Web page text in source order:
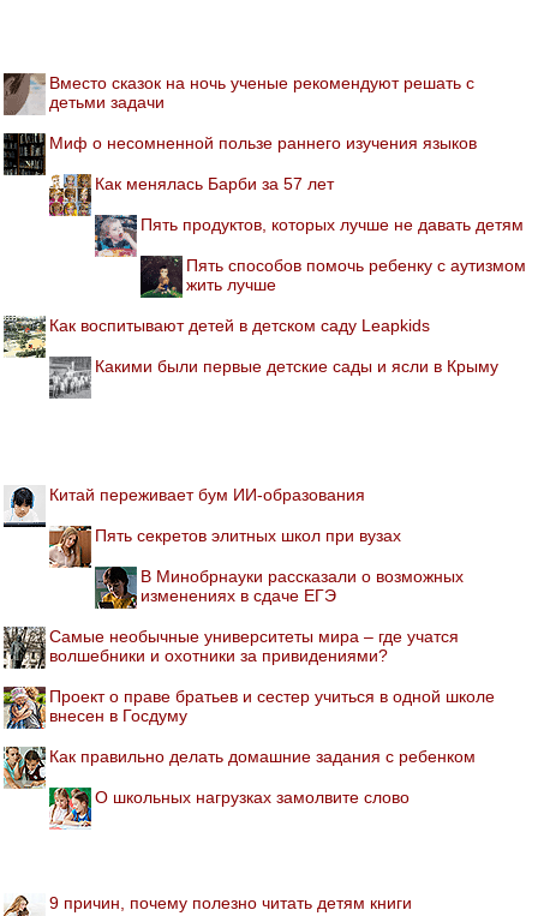
Вместо сказок на ночь ученые рекомендуют решать с
детьми задачи
Миф о несомненной пользе раннего изучения языков
Как менялась Барби за 57 лет
Пять продуктов, которых лучше не давать детям
Пять способов помочь ребенку с аутизмом
жить лучше
Как воспитывают детей в детском саду Leapkids
Какими были первые детские сады и ясли в Крыму
Китай переживает бум ИИ-образования
Пять секретов элитных школ при вузах
В Минобрнауки рассказали о возможных
изменениях в сдаче ЕГЭ
Самые необычные университеты мира – где учатся
волшебники и охотники за привидениями?
Проект о праве братьев и сестер учиться в одной школе
внесен в Госдуму
Как правильно делать домашние задания с ребенком
О школьных нагрузках замолвите слово
9 причин, почему полезно читать детям книги